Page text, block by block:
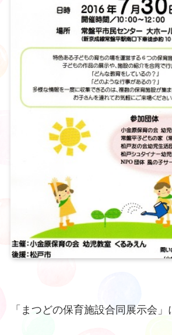
「まつどの保育施設合同展示会」